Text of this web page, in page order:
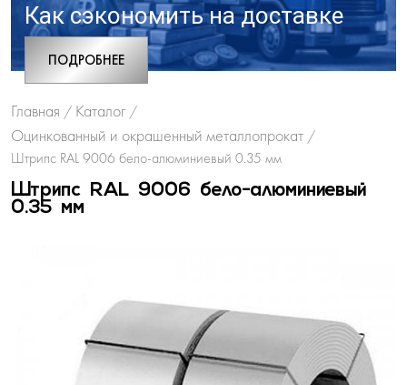
Как сэкономить на доставке
ПОДРОБНЕЕ
Главная / Каталог /
Оцинкованный и окрашенный металлопрокат /
Штрипс RAL 9006 бело-алюминиевый 0.35 мм
Штрипс RAL 9006 бело-алюминиевый
0.35 мм